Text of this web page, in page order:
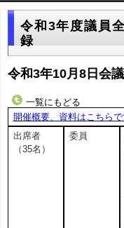
令和3年度議員
録
令和3年10月8日会議
一覧にもどる
開催概要、資料はこちらで
出席者
（35名）
委員